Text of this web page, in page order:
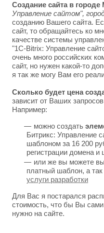
Создание сайта в
Управление сайтом",
созданию Вашего сайта.
сайт, то обращайтесь ко
качестве системы
"1C-Bitrix: Управление
очень много российских
сайт, но нужен какой-то
я так же могу Вам его
Сколько будет цена
зависит от Ваших
Например:
можно создать
Битрикс: Управление
шаблоном за 16 200
регистрации домена и
или же вы можете
платный шаблон, а так
услуги разработки
Для Вас я постарался
стоимость, что бы Вы
нужно на сайте.